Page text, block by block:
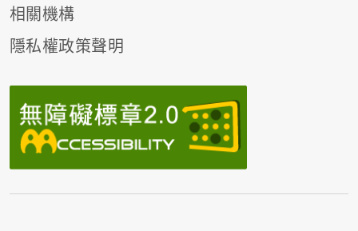
相關機構
隱私權政策聲明